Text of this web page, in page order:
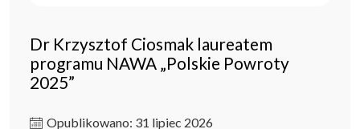
Dr Krzysztof Ciosmak laureatem
programu NAWA „Polskie Powroty
2025”
Opublikowano: 31 lipiec 2026